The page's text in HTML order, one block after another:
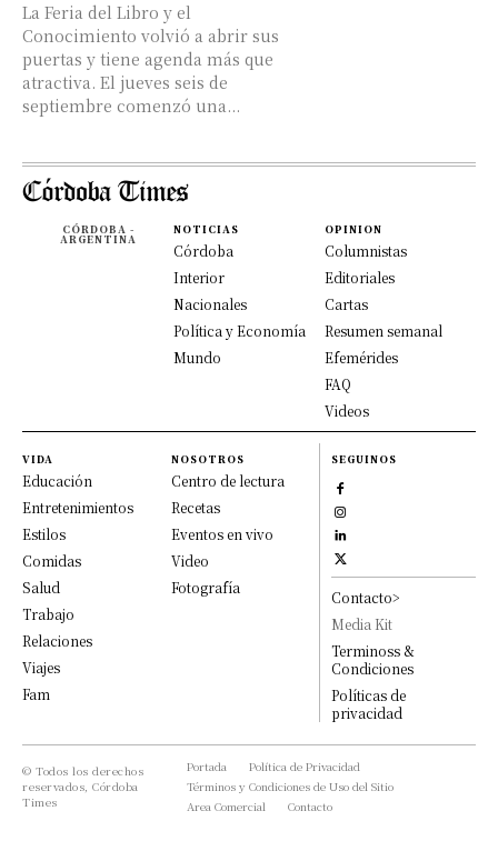
La Feria del Libro y el
Conocimiento volvió a abrir sus
puertas y tiene agenda más que
atractiva. El jueves seis de
septiembre comenzó una...
CÓRDOBA -
ARGENTINA
NOTICIAS
Córdoba
Interior
Nacionales
Política y Economía
Mundo
OPINION
Columnistas
Editoriales
Cartas
Resumen semanal
Efemérides
FAQ
Videos
VIDA
Educación
Entretenimientos
Estilos
Comidas
Salud
Trabajo
Relaciones
Viajes
Fam
NOSOTROS
Centro de lectura
Recetas
Eventos en vivo
Video
Fotografía
SEGUINOS
Contacto>
Media Kit
Terminoss &
Condiciones
Políticas de
privacidad
© Todos los derechos
reservados, Córdoba
Times
Portada
Política de Privacidad
Términos y Condiciones de Uso del Sitio
Area Comercial
Contacto